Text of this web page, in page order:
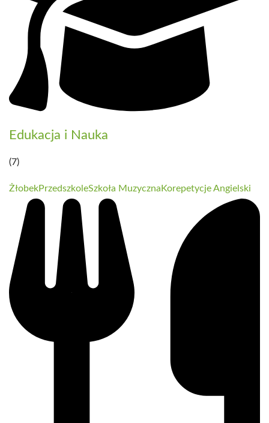
Edukacja i Nauka
(7)
ŻłobekPrzedszkoleSzkoła Muzyczna Korepetycje Angielski